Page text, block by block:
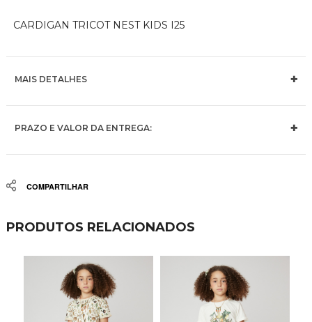
CARDIGAN TRICOT NEST KIDS I25
MAIS DETALHES
PRAZO E VALOR DA ENTREGA:
Share
PRODUTOS RELACIONADOS